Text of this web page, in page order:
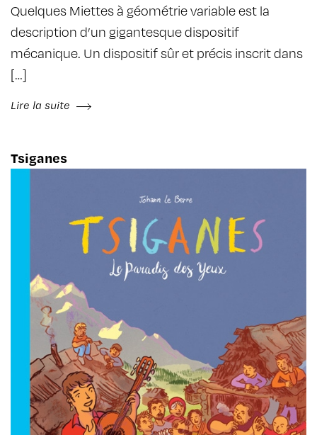
Quelques Miettes à géométrie variable est la
description d’un gigantesque dispositif
mécanique. Un dispositif sûr et précis inscrit dans
[…]
Lire la suite
Tsiganes